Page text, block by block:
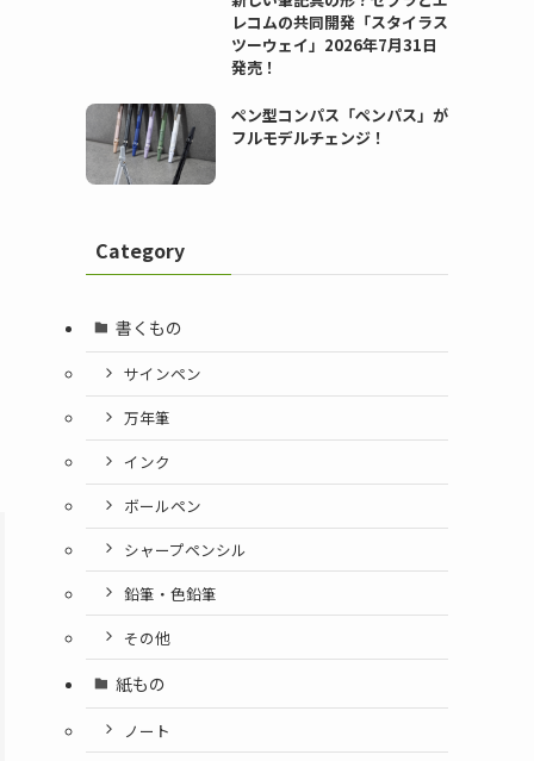
レコムの共同開発「スタイラス
ツーウェイ」2026年7月31日
発売！
ペン型コンパス「ペンパス」が
フルモデルチェンジ！
Category
書くもの
サインペン
万年筆
インク
ボールペン
シャープペンシル
鉛筆・色鉛筆
その他
紙もの
ノート